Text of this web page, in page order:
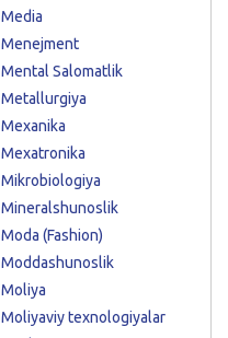
Media
Menejment
Mental Salomatlik
Metallurgiya
Mexanika
Mexatronika
Mikrobiologiya
Mineralshunoslik
Moda (Fashion)
Moddashunoslik
Moliya
Moliyaviy texnologiyalar